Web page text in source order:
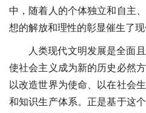
中，随着人的个体独立和自主
想的解放和理性的彰显催生了
人类现代文明发展是全面
使社会主义成为新的历史必然
以改造世界为使命、以在社会
和知识生产体系。正是基于这